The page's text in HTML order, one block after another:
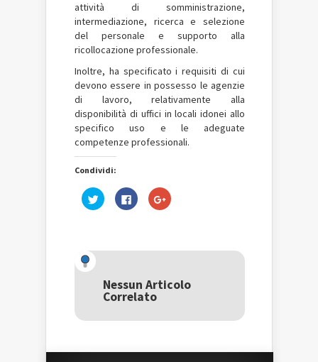
attività di somministrazione,
intermediazione, ricerca e selezione
del personale e supporto alla
ricollocazione professionale.
Inoltre, ha specificato i requisiti di cui
devono essere in possesso le agenzie
di lavoro, relativamente alla
disponibilità di uffici in locali idonei allo
specifico uso e le adeguate
competenze professionali.
Condividi:
Fai
clic
una
nuova
finestra)
Fai
clic
nuova
finestra)
Fai
clic
una
nuova
Nessun Articolo
Correlato